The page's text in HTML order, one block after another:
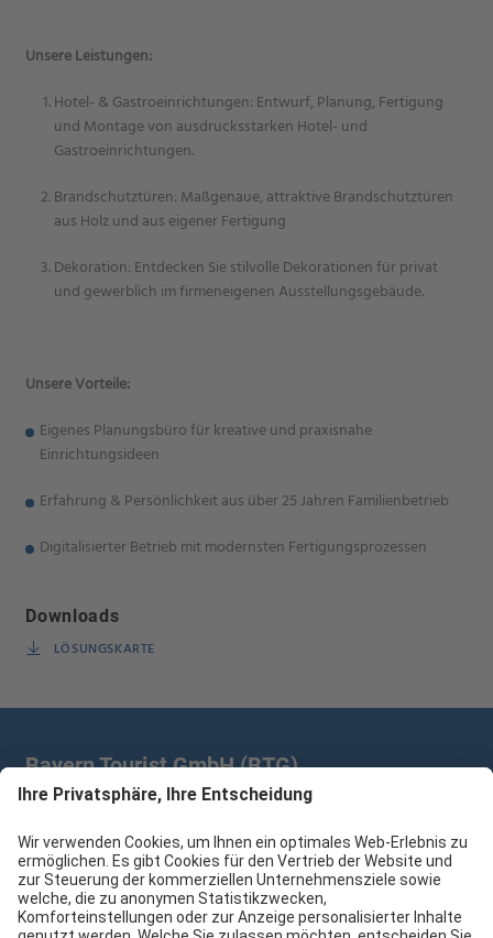
Unsere Leistungen:
Hotel- & Gastroeinrichtungen: Entwurf, Planung, Fertigung
und Montage von ausdrucksstarken Hotel- und
Gastroeinrichtungen.
Brandschutztüren: Maßgenaue, attraktive Brandschutztüren
aus Holz und aus eigener Fertigung
Dekoration: Entdecken Sie stilvolle Dekorationen für privat
und gewerblich im firmeneigenen Ausstellungsgebäude.
Unsere Vorteile:
Eigenes Planungsbüro für kreative und praxisnahe
Einrichtungsideen
Erfahrung & Persönlichkeit aus über 25 Jahren Familienbetrieb
Digitalisierter Betrieb mit modernsten Fertigungsprozessen
Downloads
LÖSUNGSKARTE
Bayern Tourist GmbH (BTG)
Prinz-Ludwig-Palais | Türkenstr. 7 | 80333 München
branchenpartner@btg-service.de